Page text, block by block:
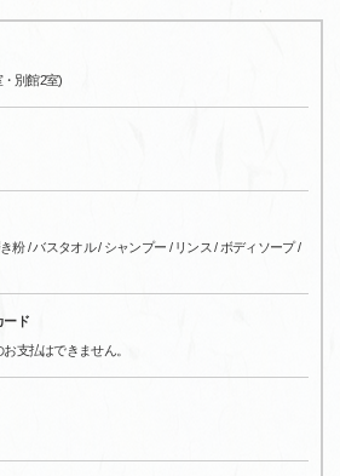
別館2室)
粉 / バスタオル / シャンプー / リンス / ボディソープ /
ード
支払はできません。